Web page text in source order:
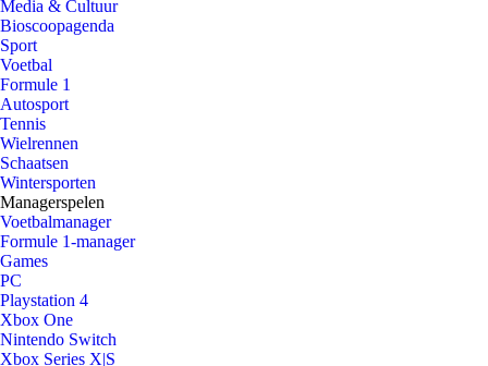
Media & Cultuur
Bioscoopagenda
Sport
Voetbal
Formule 1
Autosport
Tennis
Wielrennen
Schaatsen
Wintersporten
Managerspelen
Voetbalmanager
Formule 1-manager
Games
PC
Playstation 4
Xbox One
Nintendo Switch
Xbox Series X|S